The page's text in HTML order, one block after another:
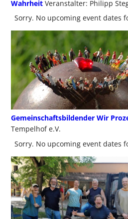
Wahrheit Veranstalter: Philipp
Sorry. No upcoming event dates
Gemeinschaftsbildender Wir
Tempelhof e.V.
Sorry. No upcoming event dates